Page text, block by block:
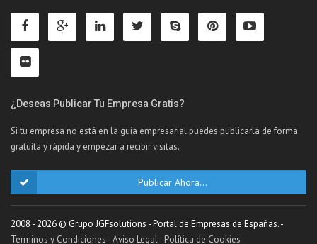
¿Deseas Publicar Tu Empresa Gratis?
Si tu empresa no está en la guía empresarial puedes publicarla de forma
gratuíta y rápida y empezar a recibir visitas.
Publicar Ahora...
2008 - 2026 © Grupo JGFsolutions - Portal de Empresas de Españas. -
Terminos y Condiciones -Aviso Legal- Política de Cookies